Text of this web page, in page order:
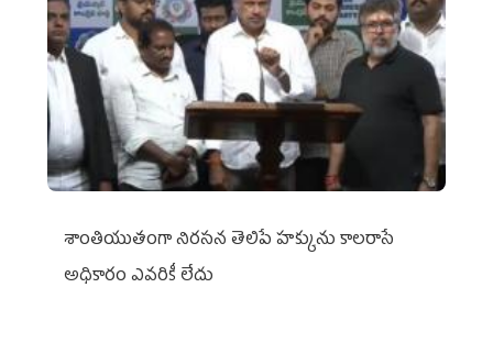
శాంతియుతంగా నిరసన తెలిపే హక్కును కాలరాసే
అధికారం ఎవరికీ లేదు